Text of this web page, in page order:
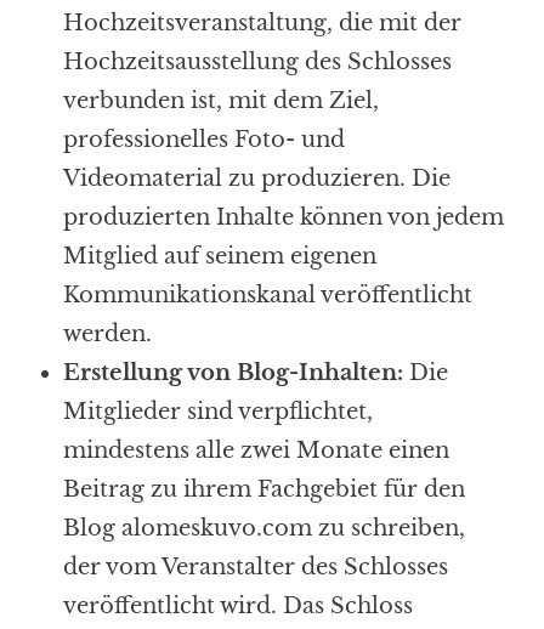
Hochzeitsveranstaltung, die mit der
Hochzeitsausstellung des Schlosses
verbunden ist, mit dem Ziel,
professionelles Foto- und
Videomaterial zu produzieren. Die
produzierten Inhalte können von jedem
Mitglied auf seinem eigenen
Kommunikationskanal veröffentlicht
werden.
Erstellung von Blog-Inhalten: Die
Mitglieder sind verpflichtet,
mindestens alle zwei Monate einen
Beitrag zu ihrem Fachgebiet für den
Blog alomeskuvo.com zu schreiben,
der vom Veranstalter des Schlosses
veröffentlicht wird. Das Schloss